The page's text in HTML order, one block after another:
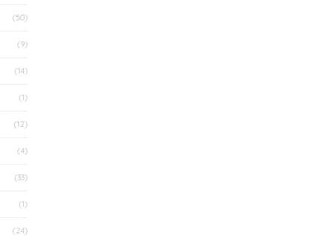
(50)
(9)
(14)
(1)
(12)
(4)
(33)
(1)
(24)